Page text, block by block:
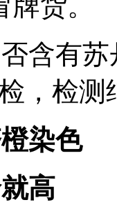
含有
，检
染色
高